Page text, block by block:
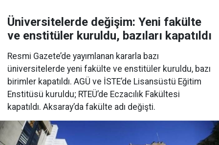
Üniversitelerde değişim: Yeni fakülte
ve enstitüler kuruldu, bazıları kapatıldı
Resmi Gazete’de yayımlanan kararla bazı
üniversitelerde yeni fakülte ve enstitüler kuruldu, bazı
birimler kapatıldı. AGÜ ve İSTE’de Lisansüstü Eğitim
Enstitüsü kuruldu; RTEÜ’de Eczacılık Fakültesi
kapatıldı. Aksaray’da fakülte adı değişti.